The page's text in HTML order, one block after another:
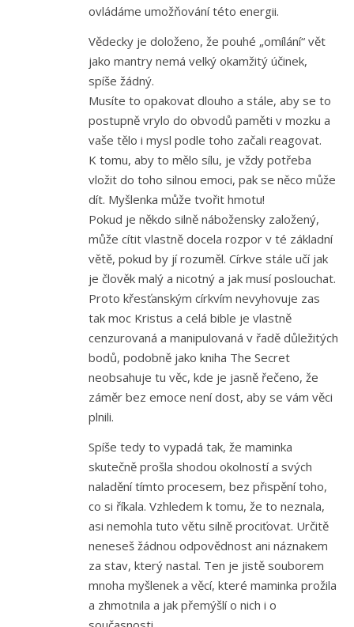
ovládáme umožňování této energii.
Vědecky je doloženo, že pouhé „omílání“ vět
jako mantry nemá velký okamžitý účinek,
spíše žádný.
Musíte to opakovat dlouho a stále, aby se to
postupně vrylo do obvodů paměti v mozku a
vaše tělo i mysl podle toho začali reagovat.
K tomu, aby to mělo sílu, je vždy potřeba
vložit do toho silnou emoci, pak se něco může
dít. Myšlenka může tvořit hmotu!
Pokud je někdo silně nábožensky založený,
může cítit vlastně docela rozpor v té základní
větě, pokud by jí rozuměl. Církve stále učí jak
je člověk malý a nicotný a jak musí poslouchat.
Proto křesťanským církvím nevyhovuje zas
tak moc Kristus a celá bible je vlastně
cenzurovaná a manipulovaná v řadě důležitých
bodů, podobně jako kniha The Secret
neobsahuje tu věc, kde je jasně řečeno, že
záměr bez emoce není dost, aby se vám věci
plnili.
Spíše tedy to vypadá tak, že maminka
skutečně prošla shodou okolností a svých
naladění tímto procesem, bez přispění toho,
co si říkala. Vzhledem k tomu, že to neznala,
asi nemohla tuto větu silně prociťovat. Určitě
neneseš žádnou odpovědnost ani náznakem
za stav, který nastal. Ten je jistě souborem
mnoha myšlenek a věcí, které maminka prožila
a zhmotnila a jak přemýšlí o nich i o